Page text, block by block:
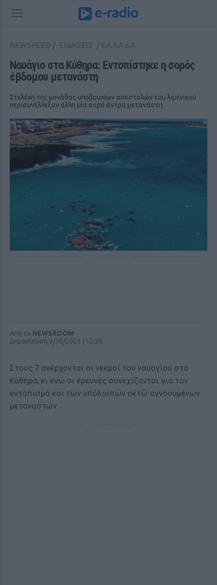
Nαυάγιο στα Κύθηρα: Εντοπίστηκε η σορός
έβδομου μετανάστη
Στελέχη της μονάδας υποβρυχίων αποστολών του λιμενικού
περισυνέλλεξαν άλλη μία σορό άντρα μετανάστη
Από το NEWSROOM
Δημοσίευση 9/10/2022 | 12:36
Στους 7 ανέρχονται οι νεκροί του ναυαγίου στα
Κύθηρα, κι ενώ οι έρευνες συνεχίζονται για τον
εντοπισμό και των υπόλοιπων οκτώ αγνοουμένων
μεταναστών.